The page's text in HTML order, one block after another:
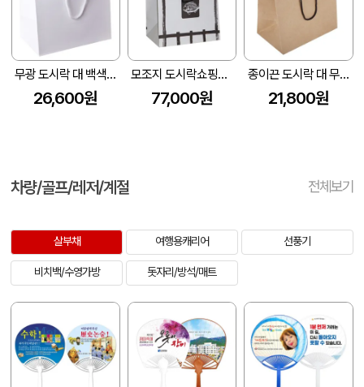
무광 도시락 대 백색 (265x165x255mm)(1묶음: 50개)
26,600원
모조지 도시락쇼핑백 생선 (1묶음-200EA)(260x170x270mm)
77,000원
종이끈 도시락 대 무지 (265×165×255mm) (1묶음: 50개)
21,800원
차량/골프/레저/계절 전체보기
살부채 여행용캐리어 선풍기
비치백/수영가방 돗자리/방석/매트